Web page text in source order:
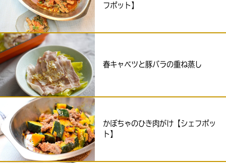
フポット】
春キャベツと豚バラの重ね蒸し
かぼちゃのひき肉がけ【シェフポッ
ト】